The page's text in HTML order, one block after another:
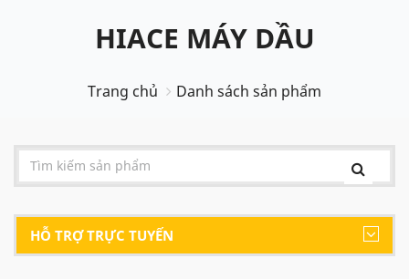
HIACE MÁY DẦU
Trang chủ Danh sách sản phẩm
HỖ TRỢ TRỰC TUYẾN